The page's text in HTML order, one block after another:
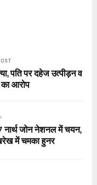
पति पर दहेज उत्पीड़न व
आरोप
नार्थ जोन नेशनल में चयन,
में चमका हुनर